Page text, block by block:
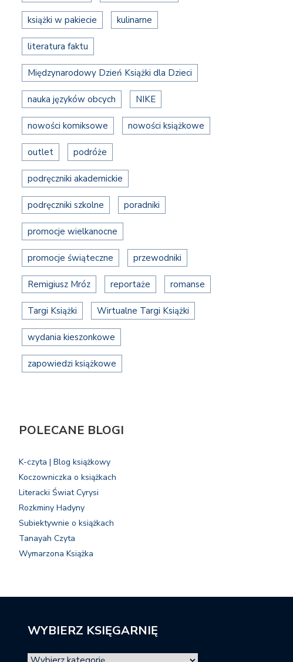
książki w pakiecie kulinarne
literatura faktu
Międzynarodowy Dzień Książki dla Dzieci
nauka języków obcych NIKE
nowości komiksowe nowości książkowe
outlet podróże
podręczniki akademickie
podręczniki szkolne poradniki
promocje wielkanocne
promocje świąteczne przewodniki
Remigiusz Mróz reportaże romanse
Targi Książki Wirtualne Targi Książki
wydania kieszonkowe
zapowiedzi książkowe
POLECANE BLOGI
K-czyta | Blog książkowy
Koczowniczka o książkach
Literacki Świat Cyrysi
Rozkminy Hadyny
Subiektywnie o książkach
Tanayah Czyta
Wymarzona Książka
WYBIERZ KSIĘGARNIĘ